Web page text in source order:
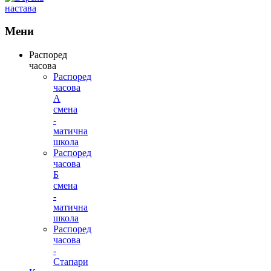
Мени
Распоред
часова
Распоред
часова
А
смена
-
матична
школа
Распоред
часова
Б
смена
-
матична
школа
Распоред
часова
-
Стапари